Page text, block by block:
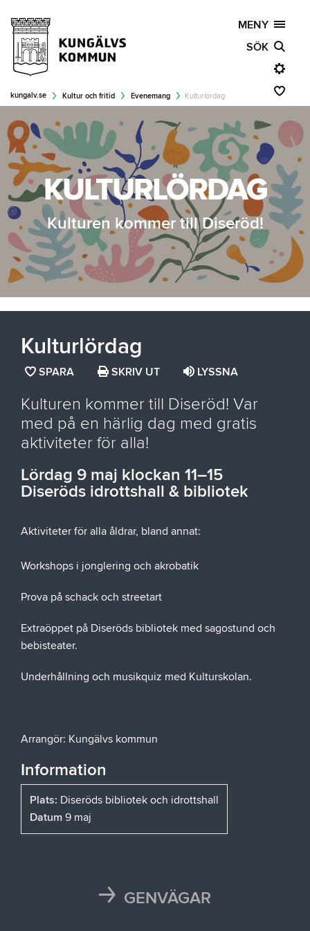
MENY
SÖK
kungalv.se Kultur och fritid Evenemang Kulturlördag
KULTURLÖRDAG
Kulturen kommer till Diseröd!
Kulturlördag
SPARA SPARA
SOM
FAVORIT
SKRIV UT LYSSNA
Kulturen kommer till Diseröd! Var
med på en härlig dag med gratis
aktiviteter för alla!
Lördag 9 maj klockan 11–15
Diseröds idrottshall & bibliotek
Aktiviteter för alla åldrar, bland annat:
Workshops i jonglering och akrobatik
Prova på schack och streetart
Extraöppet på Diseröds bibliotek med sagostund och
bebisteater.
Underhållning och musikquiz med Kulturskolan.
Arrangör: Kungälvs kommun
Information
Plats: Diseröds bibliotek och idrottshall
Datum 9 maj
GENVÄGAR